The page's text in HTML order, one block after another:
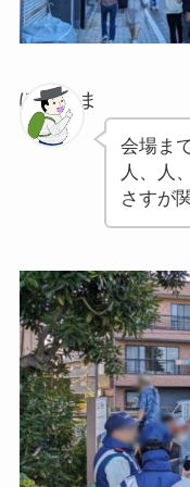
ぽちゃま
会場ま
人、人
さすが